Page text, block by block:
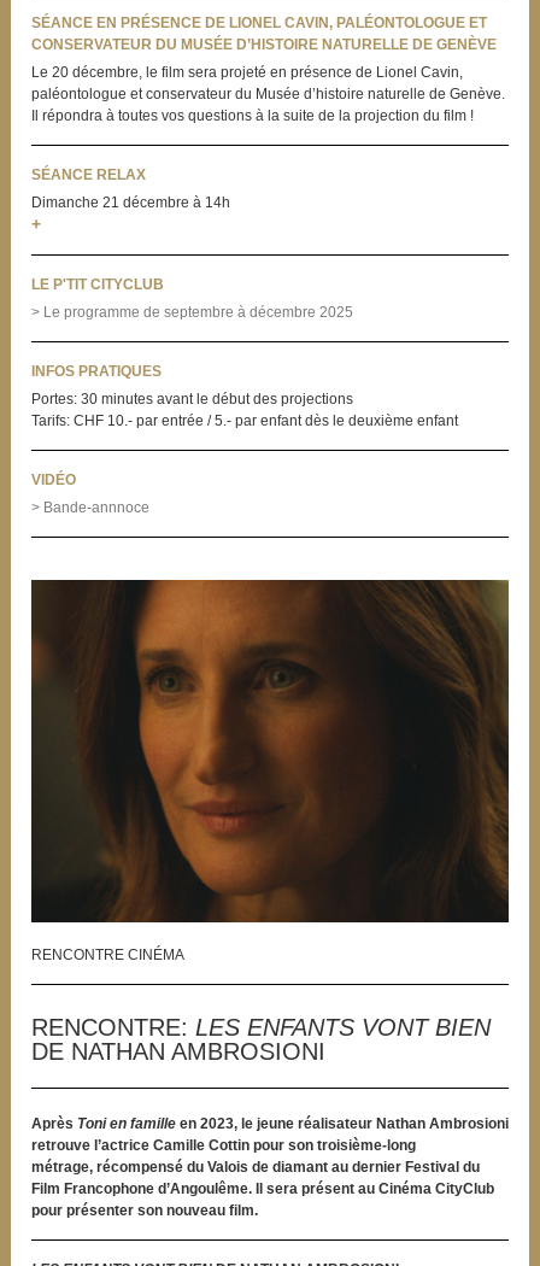
SÉANCE EN PRÉSENCE DE LIONEL CAVIN, PALÉONTOLOGUE ET
CONSERVATEUR DU MUSÉE D’HISTOIRE NATURELLE DE GENÈVE
Le 20 décembre, le film sera projeté en présence de Lionel Cavin,
paléontologue et conservateur du Musée d’histoire naturelle de Genève.
Il répondra à toutes vos questions à la suite de la projection du film !
SÉANCE RELAX
Dimanche 21 décembre à 14h
+
LE P'TIT CITYCLUB
> Le programme de septembre à décembre 2025
INFOS PRATIQUES
Portes: 30 minutes avant le début des projections
Tarifs: CHF 10.- par entrée / 5.- par enfant dès le deuxième enfant
VIDÉO
> Bande-annnoce
RENCONTRE CINÉMA
RENCONTRE: LES ENFANTS VONT BIEN
DE NATHAN AMBROSIONI
Après Toni en familleen 2023, le jeune réalisateur Nathan Ambrosioni
retrouve l’actrice Camille Cottin pour son troisième-long
métrage, récompensé du Valois de diamant au dernier Festival du
Film Francophone d’Angoulême. Il sera présent au Cinéma CityClub
pour présenter son nouveau film.